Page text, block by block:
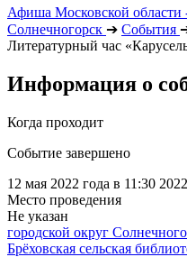
Афиша Московской области
Солнечногорск ➔ События
Литературный час
Информация о
Когда проходит
Событие завершено
12 мая 2022 года в 11:30
Место проведения
Не указан
городской округ
Брёховская сельская